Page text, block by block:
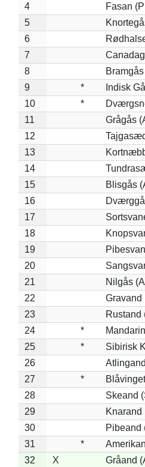
4
Fasan
5
6
7
8
9
*
Indisk
10
*
11
Grågås
12
13
14
15
Blisgås
16
17
18
19
20
21
Nilgås
22
Gravand
23
Rustand
24
*
25
*
Sibirisk
26
27
*
28
Skeand
29
Knarand
30
Pibeand
31
*
32
X Gråand